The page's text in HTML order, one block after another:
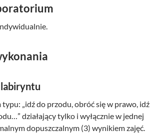
„idź do przodu, obróć się w prawo, idź
działający tylko i wyłącznie w jednej
dopuszczalnym (3) wynikiem zajęć.